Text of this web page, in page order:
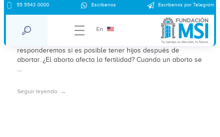
55 5543 0000 Escríbenos Escríbenos por Telegram
En
¿Podré tener hijos si aborto?
Una de las preguntas más frecuentes que recibimos es la
duda acerca de la fertilidad tras un aborto. Hoy
responderemos si es posible tener hijos después de
abortar. ¿El aborto afecta la fertilidad? Cuando un aborto se
...
Seguir leyendo